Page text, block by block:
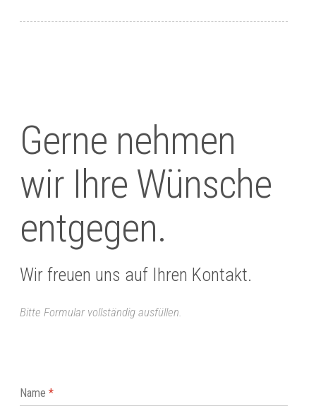
Gerne nehmen
wir Ihre Wünsche
entgegen.
Wir freuen uns auf Ihren Kontakt.
Bitte Formular vollständig ausfüllen.
Name *